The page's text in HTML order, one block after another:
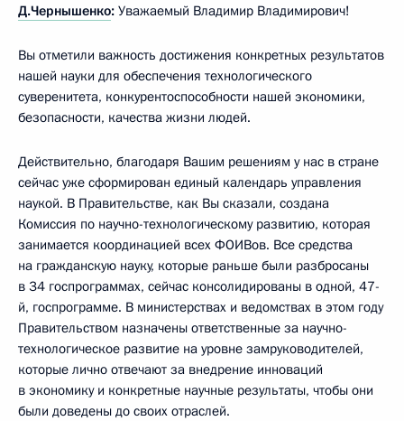
Д.Чернышенко: Уважаемый Владимир Владимирович!
Вы отметили важность достижения конкретных результатов
нашей науки для обеспечения технологического
суверенитета, конкурентоспособности нашей экономики,
безопасности, качества жизни людей.
Действительно, благодаря Вашим решениям у нас в стране
сейчас уже сформирован единый календарь управления
наукой. В Правительстве, как Вы сказали, создана
Комиссия по научно-технологическому развитию, которая
занимается координацией всех ФОИВов. Все средства
на гражданскую науку, которые раньше были разбросаны
в 34 госпрограммах, сейчас консолидированы в одной, 47-
й, госпрограмме. В министерствах и ведомствах в этом году
Правительством назначены ответственные за научно-
технологическое развитие на уровне замруководителей,
которые лично отвечают за внедрение инноваций
в экономику и конкретные научные результаты, чтобы они
были доведены до своих отраслей.